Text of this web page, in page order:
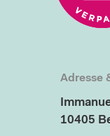
Adresse
10405